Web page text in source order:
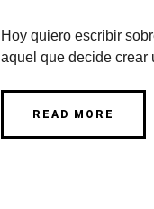
Hoy quiero escribir
aquel que decide crear
READ MORE